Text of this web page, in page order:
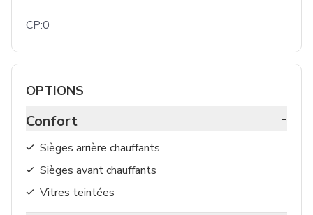
CP:0
OPTIONS
Confort -
Sièges arrière chauffants
Sièges avant chauffants
Vitres teintées